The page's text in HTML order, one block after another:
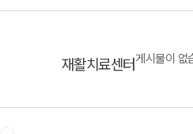
재활치료센터게시물이 없